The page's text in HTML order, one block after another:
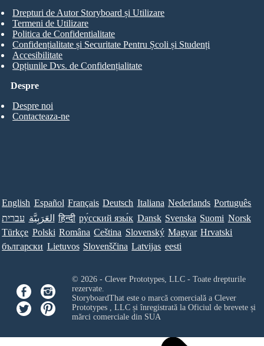
Despre
Despre noi
Contacteaza-ne
Drepturi de Autor Storyboard și Utilizare
Termeni de Utilizare
Politica de Confidentialitate
Confidențialitate și Securitate Pentru Școli și Studenți
Accesibilitate
Opțiunile Dvs. de Confidențialitate
English Español Français Deutsch Italiana Nederlands Português
עברית العَرَبِيَّة हिन्दी ру́сский язы́к Dansk Svenska Suomi Norsk
Türkçe Polski Româna Ceština Slovenský Magyar Hrvatski
български Lietuvos Slovenščina Latvijas eesti
© 2026 - Clever Prototypes, LLC - Toate drepturile
rezervate.
StoryboardThat este o marcă comercială a Clever
Prototypes , LLCși înregistrată la Oficiul de brevete și
mărci comerciale din SUA